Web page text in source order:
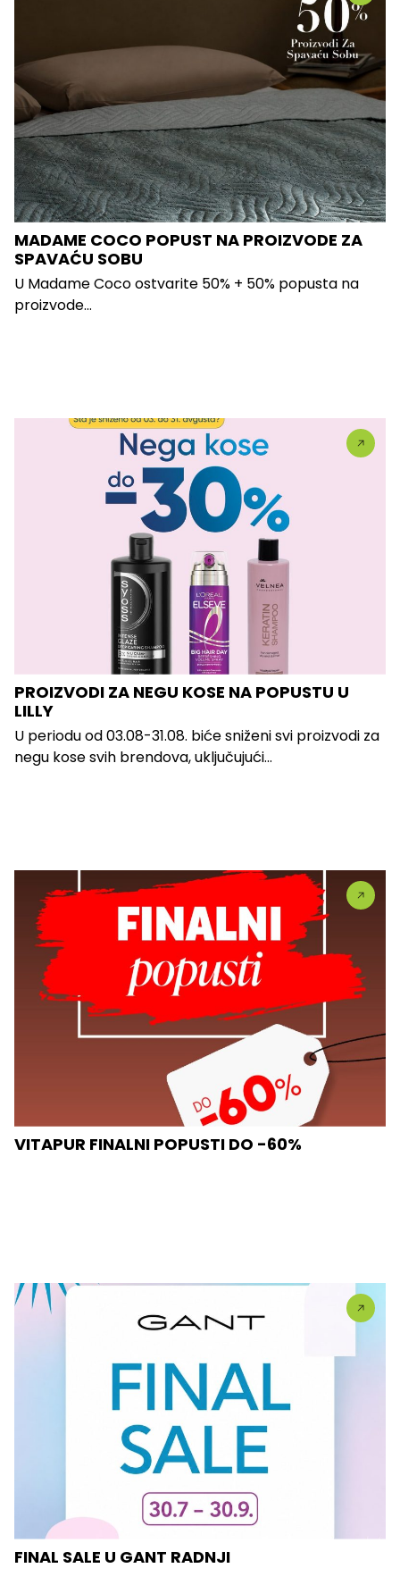
MADAME COCO POPUST NA PROIZVODE ZA
SPAVAĆU SOBU
U Madame Coco ostvarite 50% + 50% popusta na
proizvode...
PROIZVODI ZA NEGU KOSE NA POPUSTU U
LILLY
U periodu od 03.08-31.08. biće sniženi svi proizvodi za
negu kose svih brendova, uključujući...
VITAPUR FINALNI POPUSTI DO -60%
FINAL SALE U GANT RADNJI